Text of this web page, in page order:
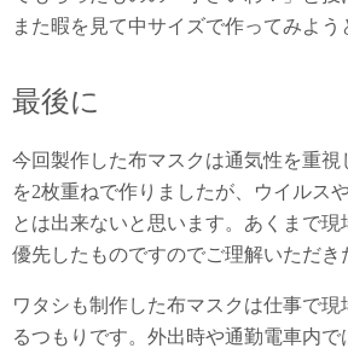
また暇を見て中サイズで作ってみよう
最後に
今回製作した布マスクは通気性を重視
を2枚重ねで作りましたが、ウイルス
とは出来ないと思います。あくまで現
優先したものですのでご理解いただき
ワタシも制作した布マスクは仕事で
るつもりです。外出時や通勤電車内